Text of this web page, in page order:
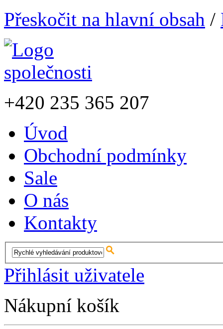
Přeskočit na hlavní obsah /
+420 235 365 207
Úvod
Obchodní podmínky
Sale
O nás
Kontakty
Přihlásit uživatele
Nákupní košík